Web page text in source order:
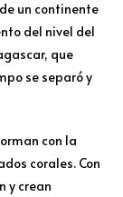
un continente
del nivel del
que
se separó y
con la
corales. Con
y crean